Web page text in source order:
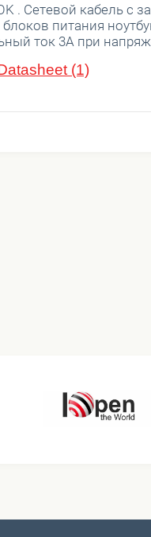
. Сетевой кабель с
питания
ток 3А при
(1)